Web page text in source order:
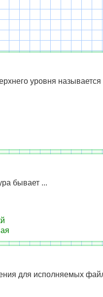
уровня называется
бывает ...
для исполняемых